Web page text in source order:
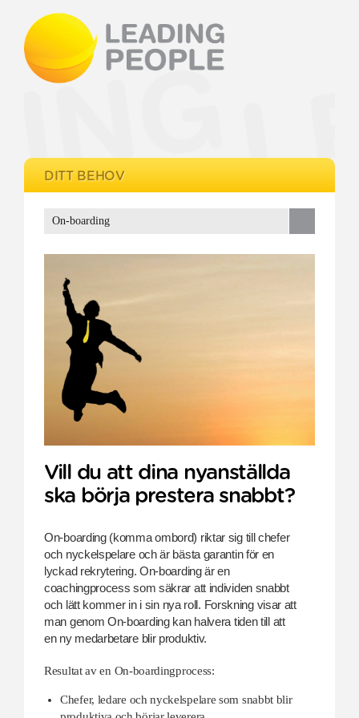
DITT BEHOV
Vill du att dina nyanställda
ska börja prestera snabbt?
On-boarding (komma ombord) riktar sig till chefer
och nyckelspelare och är bästa garantin för en
lyckad rekrytering. On-boarding är en
coachingprocess som säkrar att individen snabbt
och lätt kommer in i sin nya roll. Forskning visar att
man genom On-boarding kan halvera tiden till att
en ny medarbetare blir produktiv.
Resultat av en On-boardingprocess:
Chefer, ledare och nyckelspelare som snabbt blir